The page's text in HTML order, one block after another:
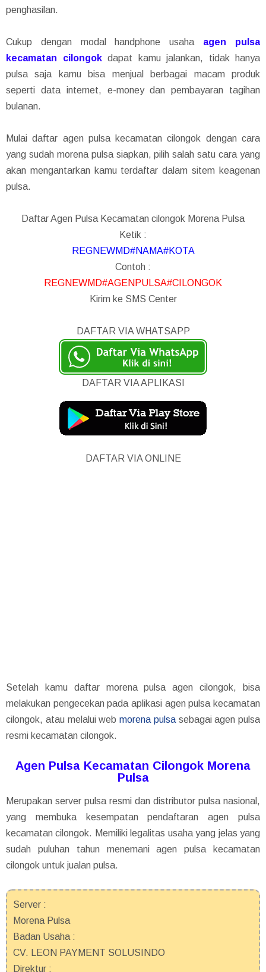
penghasilan.
Cukup dengan modal handphone usaha agen pulsa
kecamatan cilongokdapat kamu jalankan, tidak hanya
pulsa saja kamu bisa menjual berbagai macam produk
seperti data internet, e-money dan pembayaran tagihan
bulanan.
Mulai daftar agen pulsa kecamatan cilongok dengan cara
yang sudah morena pulsa siapkan, pilih salah satu cara yang
akan mengantarkan kamu terdaftar dalam sitem keagenan
pulsa.
Daftar Agen Pulsa Kecamatan cilongok Morena Pulsa
Ketik :
REGNEWMD#NAMA#KOTA
Contoh :
REGNEWMD#AGENPULSA#CILONGOK
Kirim ke SMS Center
DAFTAR VIA WHATSAPP
DAFTAR VIA APLIKASI
DAFTAR VIA ONLINE
Setelah kamu daftar morena pulsa agen cilongok, bisa
melakukan pengecekan pada aplikasi agen pulsa kecamatan
cilongok, atau melalui web morena pulsasebagai agen pulsa
resmi kecamatan cilongok.
Agen Pulsa Kecamatan Cilongok Morena
Pulsa
Merupakan server pulsa resmi dan distributor pulsa nasional,
yang membuka kesempatan pendaftaran agen pulsa
kecamatan cilongok. Memiliki legalitas usaha yang jelas yang
sudah puluhan tahun menemani agen pulsa kecamatan
cilongok untuk jualan pulsa.
Server :
Morena Pulsa
Badan Usaha :
CV. LEON PAYMENT SOLUSINDO
Direktur :